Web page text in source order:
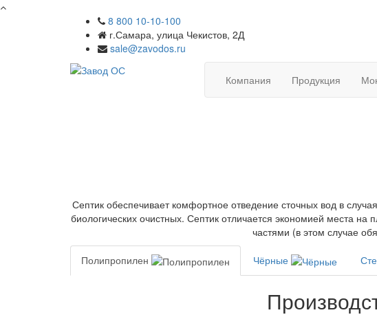
8 800 10-10-100
г.Самара, улица Чекистов, 2Д
sale@zavodos.ru
Компания Продукция
Септик обеспечивает комфортное отведение сточных вод в
биологических очистных. Септик отличается экономией места
частями (в этом случае
Полипропилен Чёрные